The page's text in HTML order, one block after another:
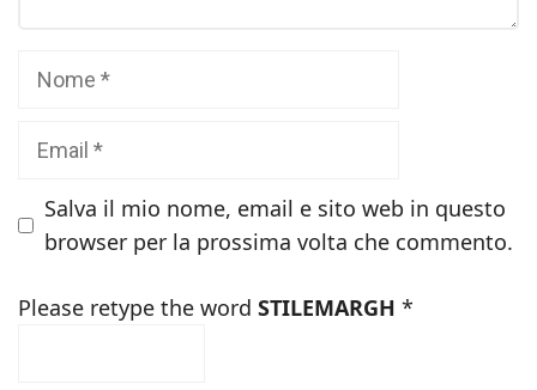
Salva il mio nome, email e sito web in questo
browser per la prossima volta che commento.
Please retype the word STILEMARGH *